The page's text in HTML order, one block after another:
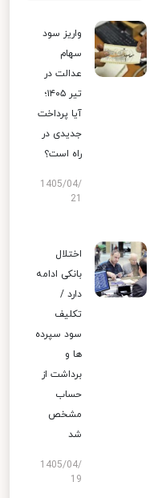
واریز سود
سهام
عدالت در
تیر ۱۴۰۵؛
آیا پرداخت
جدیدی در
راه است؟
1405/04/
اختلال
بانکی ادامه
دارد /
تکلیف
سود سپرده
ها و
برداشت از
حساب
مشخص
شد
1405/04/
19